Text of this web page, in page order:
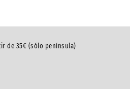
de 35€ (sólo península)